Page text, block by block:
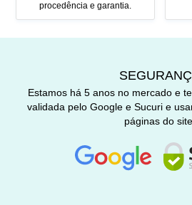
procedência e garantia.
Estamos há 5 anos no mercado e
validada pelo Google e Sucuri e
páginas do